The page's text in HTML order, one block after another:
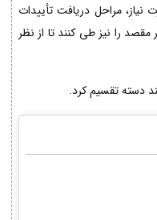
مراحل دریافت تأییدات
را نیز طی کنند تا از نظر
دسته تقسیم کرد.